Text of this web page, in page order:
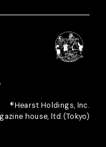
®︎Hearst Holdings, Inc.
house, ltd.(Tokyo)